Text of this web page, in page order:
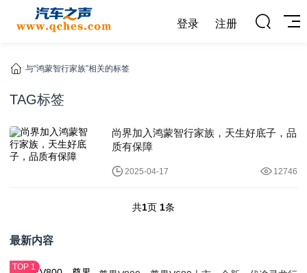
登录 注册
与“鸿蒙智行家族”相关的标签
TAG标签
尚界加入鸿蒙智行家族，天生好底子，品
质有保障
2025-04-17 12746
共1页 1条
最新内容